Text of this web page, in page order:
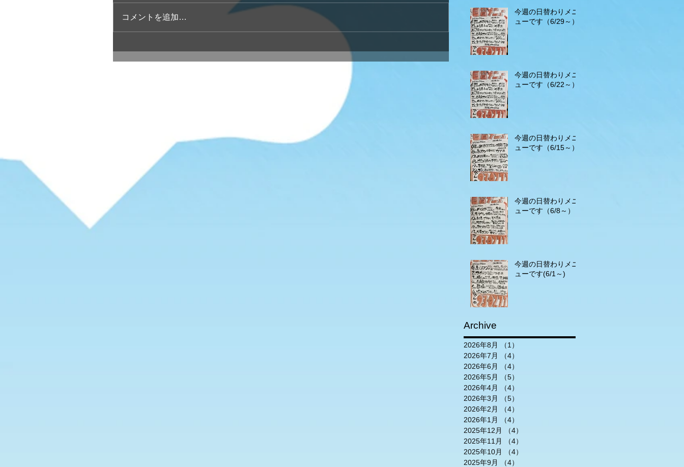
コメントを追加…
今週の日替わりメニ
ューです（6/29～）
今週の日替わりメニ
ューです（6/22～）
今週の日替わりメニ
ューです（6/15～）
今週の日替わりメニ
ューです（6/8～）
今週の日替わりメニ
ューです(6/1～)
Archive
2026年8月 （1）
2026年7月
（4）
2026年6月
（4）
2026年5月
（5）
2026年4月
（4）
2026年3月
（5）
2026年2月
（4）
2026年1月
（4）
2025年12月
（4）
2025年11月
（4）
2025年10月
（4）
2025年9月
（4）